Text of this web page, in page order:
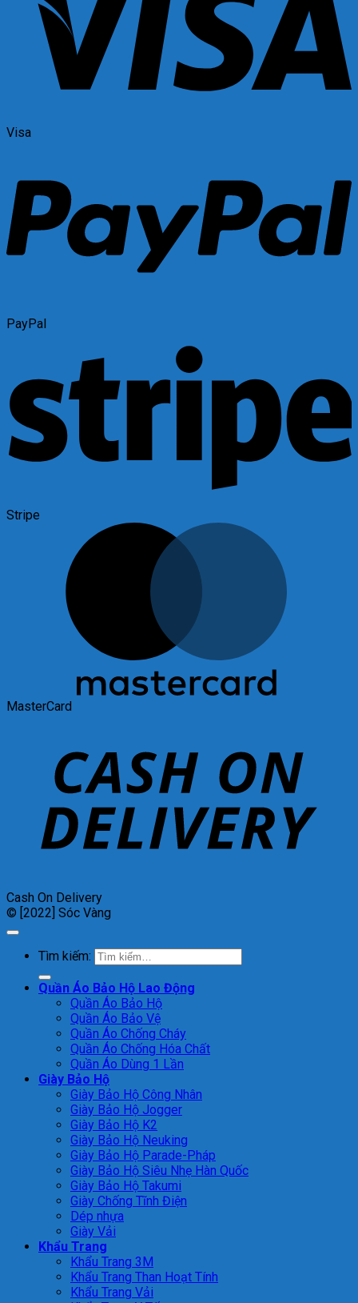
Visa
PayPal
Stripe
MasterCard
Cash On Delivery
© [2022] Sóc Vàng
Tìm kiếm:
Quần Áo Bảo Hộ Lao Động
Quần Áo Bảo Hộ
Quần Áo Bảo Vệ
Quần Áo Chống Cháy
Quần Áo Chống Hóa Chất
Quần Áo Dùng 1 Lần
Giày Bảo Hộ
Giày Bảo Hộ Công Nhân
Giày Bảo Hộ Jogger
Giày Bảo Hộ K2
Giày Bảo Hộ Neuking
Giày Bảo Hộ Parade-Pháp
Giày Bảo Hộ Siêu Nhẹ Hàn Quốc
Giày Bảo Hộ Takumi
Giày Chống Tĩnh Điện
Dép nhựa
Giày Vải
Khẩu Trang
Khẩu Trang 3M
Khẩu Trang Than Hoạt Tính
Khẩu Trang Vải